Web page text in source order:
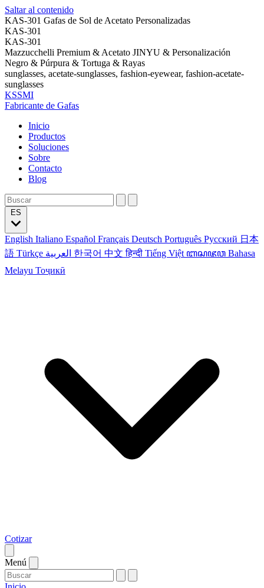
Saltar al contenido
KAS-301 Gafas de Sol de Acetato Personalizadas
KAS-301
KAS-301
Mazzucchelli Premium & Acetato JINYU & Personalización
Negro & Púrpura & Tortuga & Rayas
sunglasses, acetate-sunglasses, fashion-eyewear, fashion-acetate-
sunglasses
KSSMI
Fabricante de Gafas
Inicio
Productos
Soluciones
Sobre
Contacto
Blog
English Italiano Español Français Deutsch Português Русский 日本
語 Türkçe 한국어 中文हिन्दी Tiếng Việt ꦧꦱꦗꦮ Bahasa
Melayu Тоҷикӣ
Cotizar
Menú